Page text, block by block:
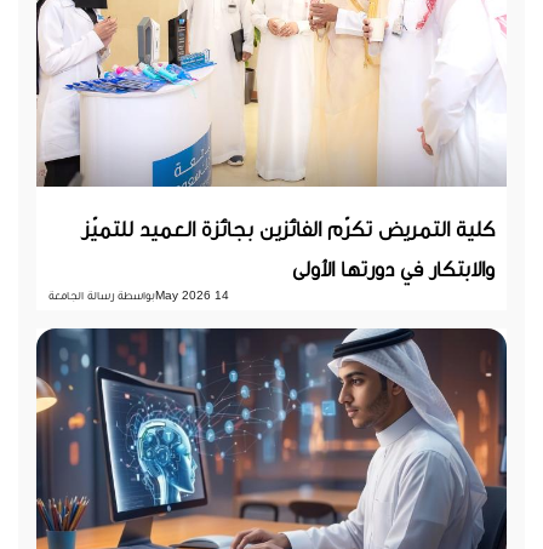
كلية التمريض تكرّم الفائزين بجائزة العميد للتميّز
والابتكار في دورتها الأولى
14 May 2026 بواسطة رسالة الجامعة